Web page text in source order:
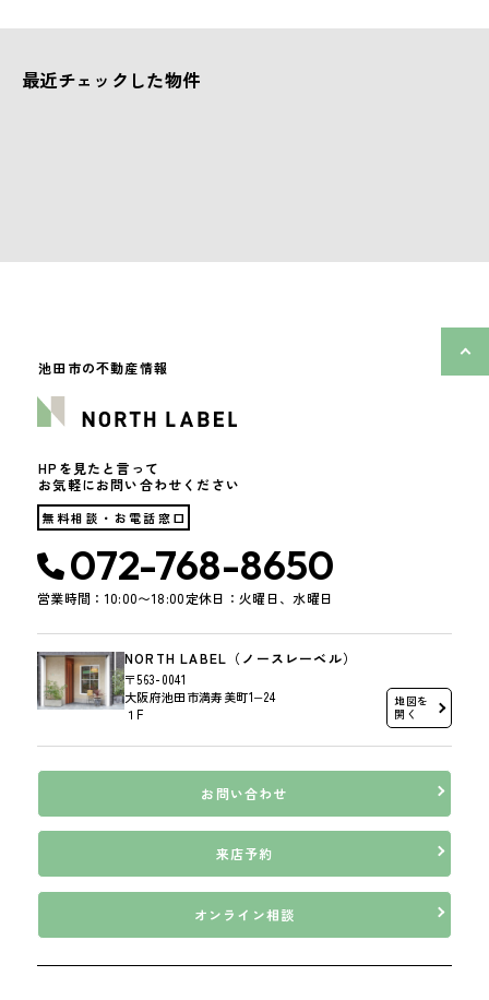
最近チェックした物件
池田市の不動産情報
HPを見たと言って
お気軽にお問い合わせください
無料相談・お電話窓口
072-768-8650
営業時間：10:00〜18:00定休日：火曜日、水曜日
NORTH LABEL（ノースレーベル）
〒563-0041
大阪府池田市満寿美町1−24
１F
地図を
開く
お問い合わせ
来店予約
オンライン相談